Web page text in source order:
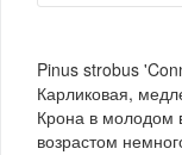
Pinus strobus
Карликовая,
Крона в молодом
возрастом